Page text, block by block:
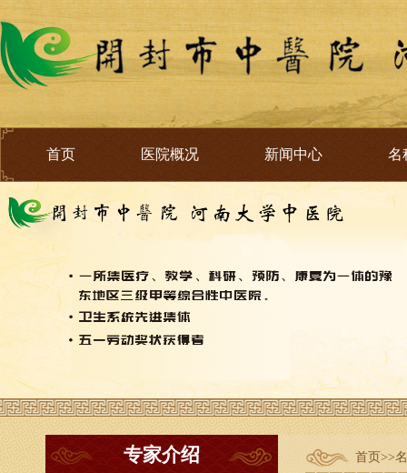
首页 医院概况 新闻中心 名
首页>>
专家介绍